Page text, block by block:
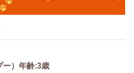
ー）年齢:3歳